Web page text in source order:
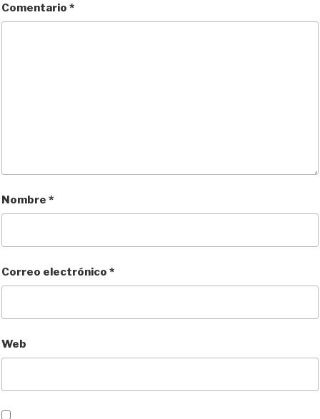
Comentario *
Nombre *
Correo electrónico *
Web